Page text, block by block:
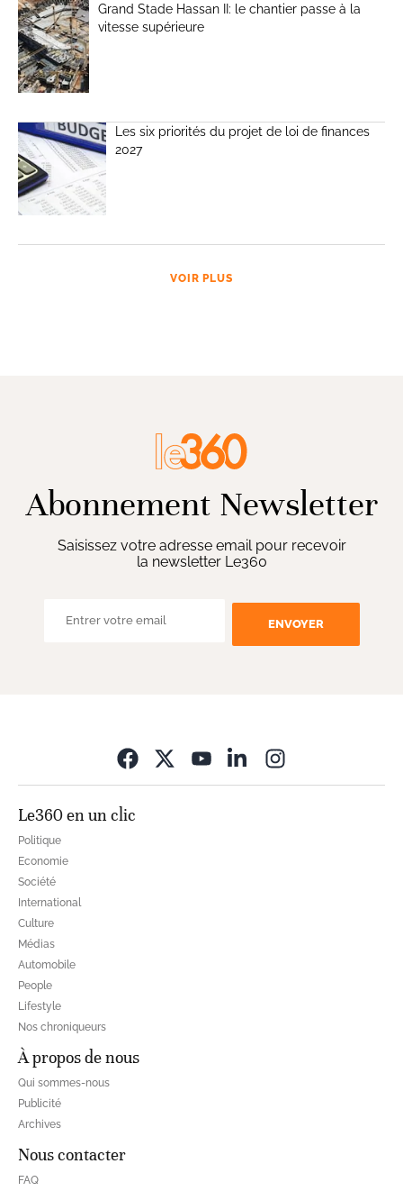
Grand Stade Hassan II: le chantier passe à la
vitesse supérieure
Les six priorités du projet de loi de finances
2027
VOIR PLUS
Abonnement Newsletter
Saisissez votre adresse email pour recevoir
la newsletter Le360
ENVOYER
Le360 en un clic
Politique
Economie
Société
International
Culture
Médias
Automobile
People
Lifestyle
Nos chroniqueurs
À propos de nous
Qui sommes-nous
Publicité
Archives
Nous contacter
FAQ